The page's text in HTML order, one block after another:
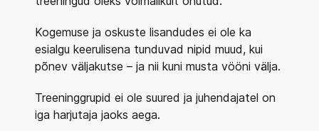
Kogemuse ja oskuste lisandudes ei ole ka
esialgu keerulisena tunduvad nipid muud, kui
põnev väljakutse – ja nii kuni musta vööni välja.
Treeninggrupid ei ole suured ja juhendajatel on
iga harjutaja jaoks aega.